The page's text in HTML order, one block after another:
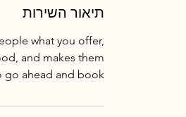
תיאור השירות
what you offer,
and makes them
go ahead and book.